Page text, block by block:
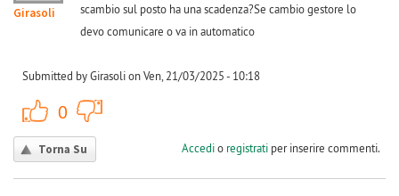
Girasoli
scambio sul posto ha una scadenza?Se cambio gestore lo
devo comunicare o va in automatico
Submitted by Girasoli on Ven, 21/03/2025 - 10:18
0
Torna Su Accedio registratiper inserire commenti.